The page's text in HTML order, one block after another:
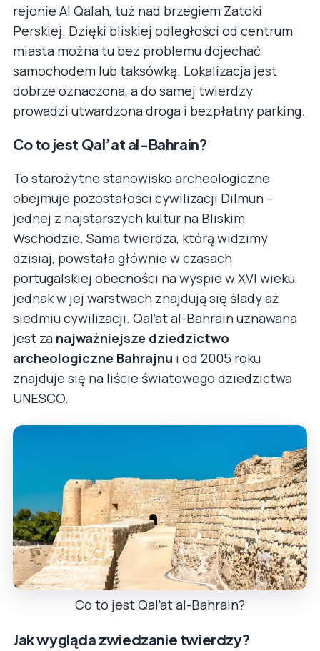
rejonie Al Qalah, tuż nad brzegiem Zatoki
Perskiej. Dzięki bliskiej odległości od centrum
miasta można tu bez problemu dojechać
samochodem lub taksówką. Lokalizacja jest
dobrze oznaczona, a do samej twierdzy
prowadzi utwardzona droga i bezpłatny parking.
Co to jest Qal’at al-Bahrain?
To starożytne stanowisko archeologiczne
obejmuje pozostałości cywilizacji Dilmun –
jednej z najstarszych kultur na Bliskim
Wschodzie. Sama twierdza, którą widzimy
dzisiaj, powstała głównie w czasach
portugalskiej obecności na wyspie w XVI wieku,
jednak w jej warstwach znajdują się ślady aż
siedmiu cywilizacji. Qal’at al-Bahrain uznawana
jest za najważniejsze dziedzictwo
archeologiczne Bahrajnu i od 2005 roku
znajduje się na liście światowego dziedzictwa
UNESCO.
Co to jest Qal’at al-Bahrain?
Jak wygląda zwiedzanie twierdzy?